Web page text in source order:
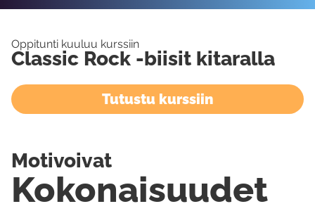
Oppitunti kuuluu kurssiin
Classic Rock -biisit kitaralla
Tutustu kurssiin
Kokonaisuudet
Motivoivat